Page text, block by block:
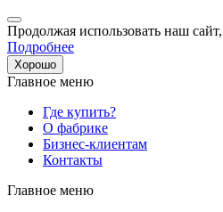
Продолжая использовать наш
Подробнее
Хорошо
Главное меню
Где купить?
О фабрике
Бизнес-клиентам
Контакты
Главное меню